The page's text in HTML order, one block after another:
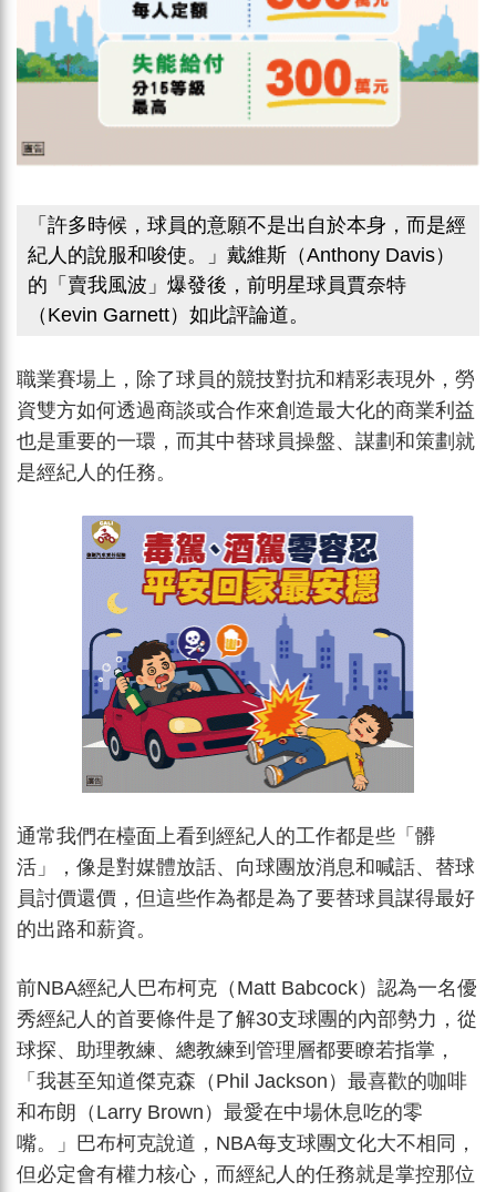
「許多時候，球員的意願不是出自於本身，而是經
紀人的說服和唆使。」戴維斯（Anthony Davis）
的「賣我風波」爆發後，前明星球員賈奈特
（Kevin Garnett）如此評論道。
職業賽場上，除了球員的競技對抗和精彩表現外，勞
資雙方如何透過商談或合作來創造最大化的商業利益
也是重要的一環，而其中替球員操盤、謀劃和策劃就
是經紀人的任務。
通常我們在檯面上看到經紀人的工作都是些「髒
活」，像是對媒體放話、向球團放消息和喊話、替球
員討價還價，但這些作為都是為了要替球員謀得最好
的出路和薪資。
前NBA經紀人巴布柯克（Matt Babcock）認為一名優
秀經紀人的首要條件是了解30支球團的內部勢力，從
球探、助理教練、總教練到管理層都要瞭若指掌，
「我甚至知道傑克森（Phil Jackson）最喜歡的咖啡
和布朗（Larry Brown）最愛在中場休息吃的零
嘴。」巴布柯克說道，NBA每支球團文化大不相同，
但必定會有權力核心，而經紀人的任務就是掌控那位